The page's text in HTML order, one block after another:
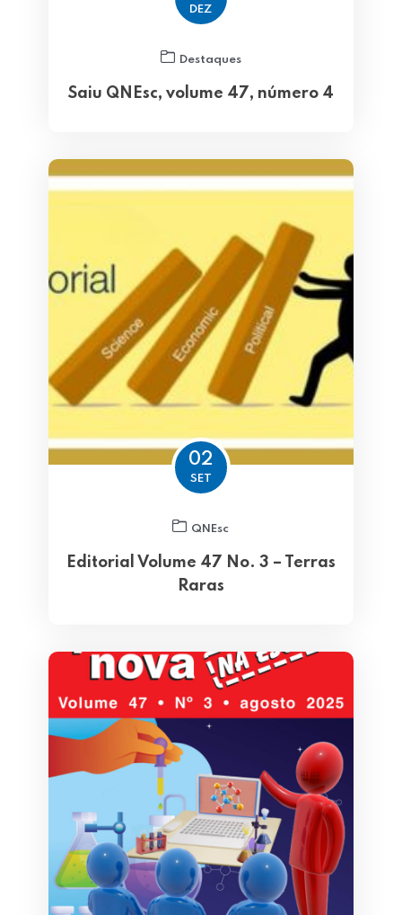
DEZ
Destaques
Saiu QNEsc, volume 47, número 4
02
SET
QNEsc
Editorial Volume 47 No. 3 – Terras
Raras